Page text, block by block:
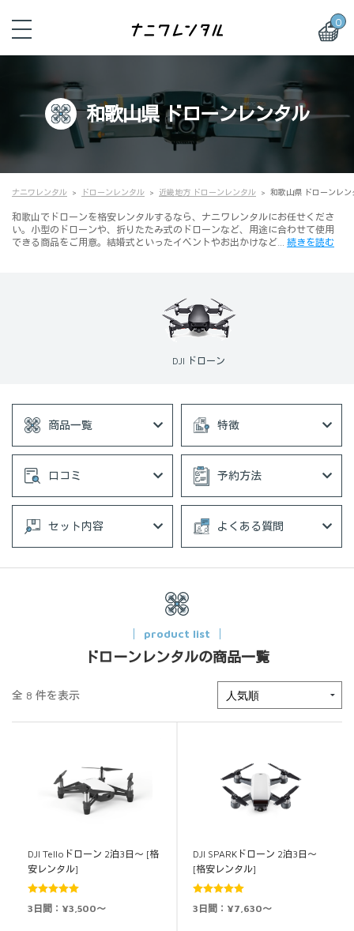
0
和歌山県 ドローンレンタル
ナニワレンタル ドローンレンタル 近畿地方 ドローンレンタル 和歌山県 ドローンレン
和歌山でドローンを格安レンタルするなら、ナニワレンタルにお任せくださ
い。小型のドローンや、折りたたみ式のドローンなど、用途に合わせて使用
できる商品をご用意。結婚式といったイベントやお出かけなど… 続きを読む
DJI ドローン
商品一覧 特徴
口コミ 予約方法
セット内容 よくある質問
product list
ドローンレンタルの商品一覧
全 8 件を表示
DJI Telloドローン 2泊3日～ [格
安レンタル]
5段階中
3日間：¥3,500～
DJI SPARKドローン 2泊3日～
[格安レンタル]
5段階中
3日間：¥7,630～